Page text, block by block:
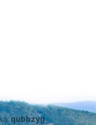
qubbzyg